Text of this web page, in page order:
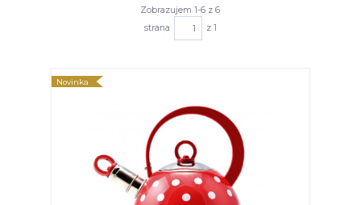
Zobrazujem 1-6 z 6
strana
z 1
Novinka